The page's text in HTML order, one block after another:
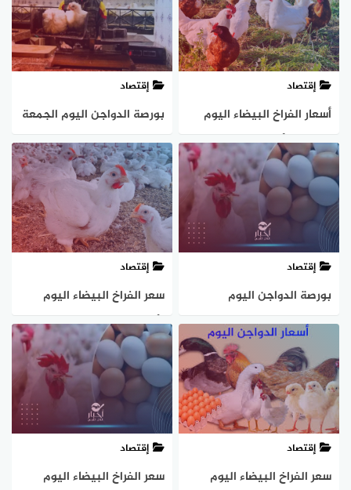
إقتصاد
أسعار الفراخ البيضاء اليوم
السبت 5 أكتوبر 2024
إقتصاد
بورصة الدواجن اليوم الجمعة
4-10-2024
إقتصاد
بورصة الدواجن اليوم
الخميس 3-10-2024
إقتصاد
سعر الفراخ البيضاء اليوم
الأحد 22-9-2024
إقتصاد
سعر الفراخ البيضاء اليوم
إقتصاد
سعر الفراخ البيضاء اليوم